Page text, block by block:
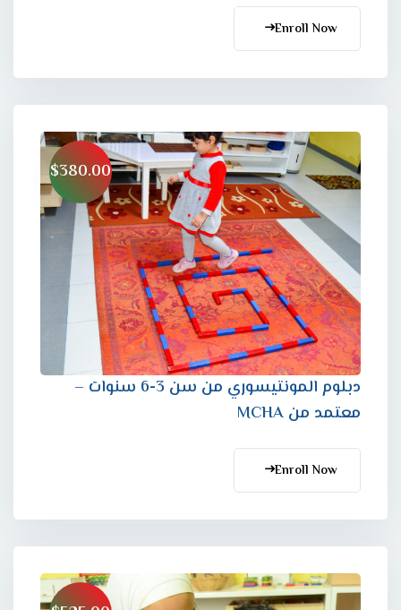
Enroll Now
$380.00
دبلوم المونتيسوري من سن 3-6 سنوات –
معتمد من MCHA
Enroll Now